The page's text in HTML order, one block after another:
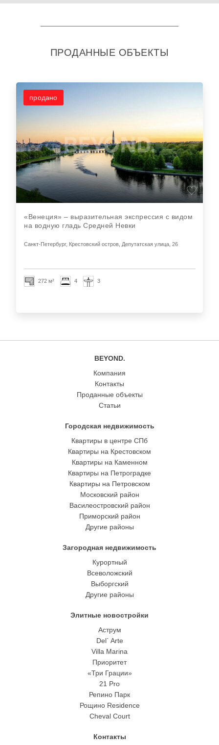
ПРОДАННЫЕ ОБЪЕКТЫ
продано
«Венеция» – выразительная экспрессия с видом
на водную гладь Средней Невки
Санкт-Петербург, Крестовский остров, Депутатская улица, 26
272 м² 4 3
BEYOND.
Компания
Контакты
Проданные объекты
Статьи
Городская недвижимость
Квартиры в центре СПб
Квартиры на Крестовском
Квартиры на Каменном
Квартиры на Петроградке
Квартиры на Петровском
Московский район
Василеостровский район
Приморский район
Другие районы
Загородная недвижимость
Курортный
Всеволожский
Выборгский
Другие районы
Элитные новостройки
Аструм
Del` Arte
Villa Marina
Приоритет
«Три Грации»
21 Pro
Репино Парк
Рощино Residence
Cheval Court
Контакты